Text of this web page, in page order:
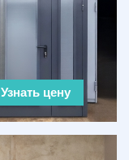
Узнать цену